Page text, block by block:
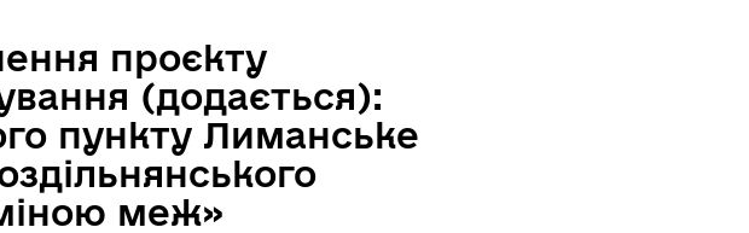
проєкту
(додається):
пункту Лиманське
меж»